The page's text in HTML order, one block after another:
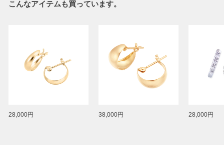
こんなアイテムも買っています。
28,000円 38,000円 28,000円